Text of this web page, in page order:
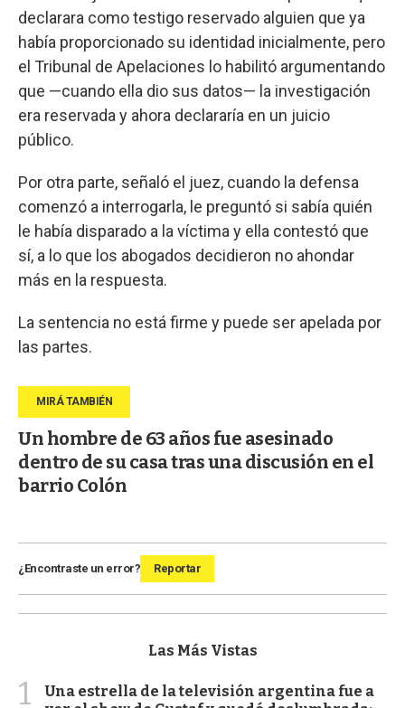
declarara como testigo reservado alguien que ya
había proporcionado su identidad inicialmente, pero
el Tribunal de Apelaciones lo habilitó argumentando
que —cuando ella dio sus datos— la investigación
era reservada y ahora declararía en un juicio
público.
Por otra parte, señaló el juez, cuando la defensa
comenzó a interrogarla, le preguntó si sabía quién
le había disparado a la víctima y ella contestó que
sí, a lo que los abogados decidieron no ahondar
más en la respuesta.
La sentencia no está firme y puede ser apelada por
las partes.
Un hombre de 63 años fue asesinado
dentro de su casa tras una discusión en el
barrio Colón
¿Encontraste un error? Reportar
Las Más Vistas
1
Una estrella de la televisión argentina fue a